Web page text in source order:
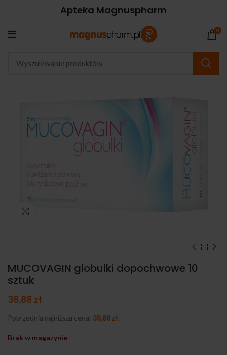
Apteka Magnuspharm
0
MUCOVAGIN globulki dopochwowe 10
sztuk
38,88 zł
Poprzednia najniższa cena: 38,88 zł.
Brak w magazynie